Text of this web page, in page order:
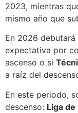
2023, mientras
mismo año que
En 2026 debutará
expectativa por
ascenso o si
a raíz del
En este periodo,
descenso: Liga